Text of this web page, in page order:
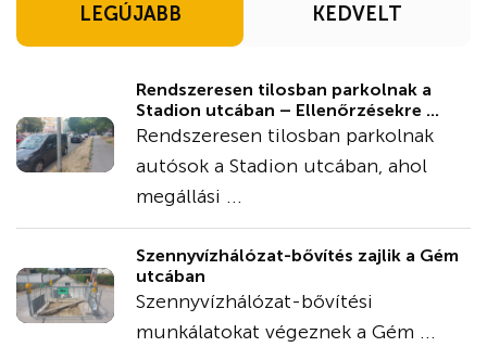
LEGÚJABB KEDVELT
Rendszeresen tilosban parkolnak a
Stadion utcában – Ellenőrzésekre ...
Rendszeresen tilosban parkolnak
autósok a Stadion utcában, ahol
megállási ...
Szennyvízhálózat-bővítés zajlik a Gém
utcában
Szennyvízhálózat-bővítési
munkálatokat végeznek a Gém ...